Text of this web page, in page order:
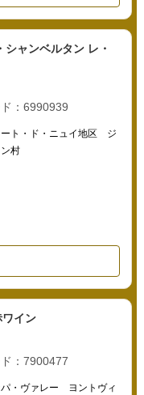
ャンベルタン レ・
：6990939
ト・ド・ニュイ地区 ジ
村
イン
：7900477
・ヴァレー ヨントヴィ